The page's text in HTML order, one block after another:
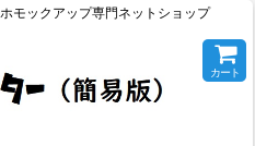
モックアップ専門ネットショップ
カート